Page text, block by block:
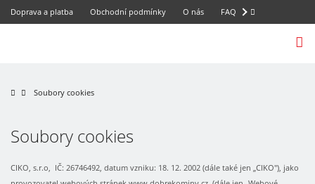
Doprava a platba Obchodní podmínky O nás FAQ
Soubory cookies
Soubory cookies
CIKO, s.r.o, IČ: 26746492, datum vzniku: 18. 12. 2002 (dále také jen „CIKO"), jako